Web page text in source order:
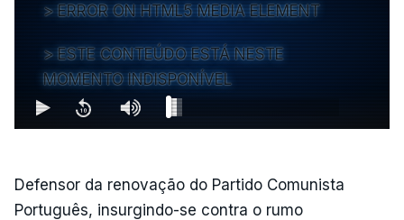
ERROR ON HTML5 MEDIA ELEMENT
ESTE CONTEÚDO ESTÁ NESTE
MOMENTO INDISPONÍVEL
Defensor da renovação do Partido Comunista
Português, insurgindo-se contra o rumo